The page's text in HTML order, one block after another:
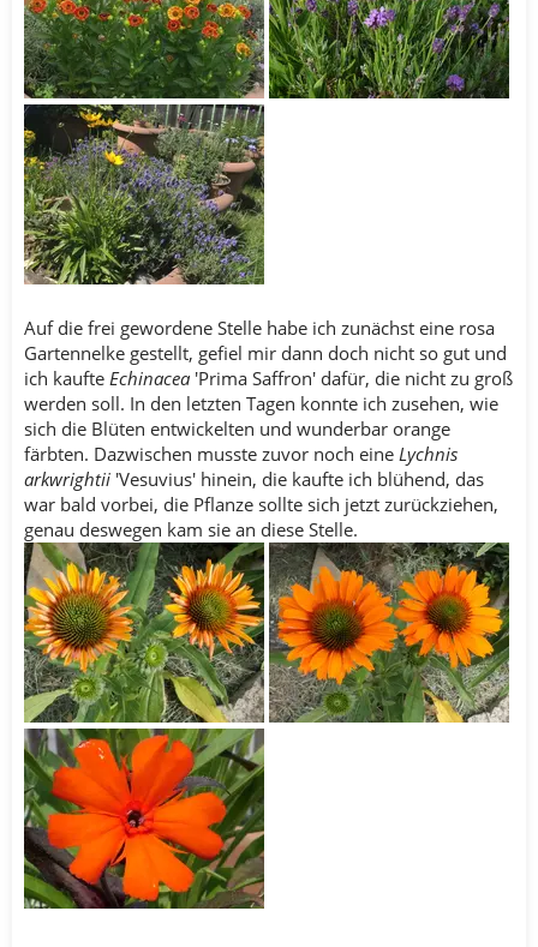
Auf die frei gewordene Stelle habe ich zunächst eine rosa
Gartennelke gestellt, gefiel mir dann doch nicht so gut und
ich kaufte Echinacea 'Prima Saffron' dafür, die nicht zu groß
werden soll. In den letzten Tagen konnte ich zusehen, wie
sich die Blüten entwickelten und wunderbar orange
färbten. Dazwischen musste zuvor noch eine Lychnis
arkwrightii 'Vesuvius' hinein, die kaufte ich blühend, das
war bald vorbei, die Pflanze sollte sich jetzt zurückziehen,
genau deswegen kam sie an diese Stelle.